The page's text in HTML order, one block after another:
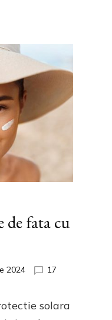
de fata cu
2024
17
solara